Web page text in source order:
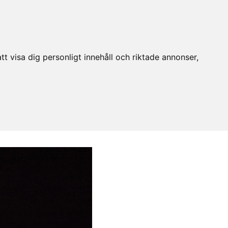
visa dig personligt innehåll och riktade annonser,